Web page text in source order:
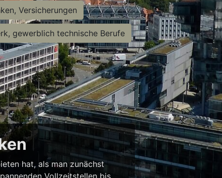
Versicherungen
gewerblich technische Berufe
hat, als man zunächst